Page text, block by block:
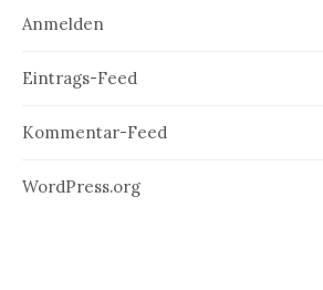
Anmelden
Eintrags-Feed
Kommentar-Feed
WordPress.org